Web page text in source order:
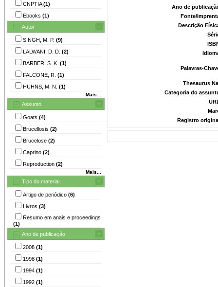
CNPTIA(1)
Ebooks (1)
Autor
SINGH, M. P. (9)
LALWANI, D. D. (2)
BARBER, S. K. (1)
FALCONE, R. (1)
HUHNS, M. N. (1)
Mais...
Assunto
Goats (4)
Brucellosis (2)
Brucelose (2)
Caprino (2)
Reproduction (2)
Mais...
Tipo do material
Artigo de periódico (6)
Livros (3)
Resumo em anais e proceedings
(1)
Ano de publicação
2008 (1)
1998 (1)
1994 (1)
1992 (1)
Ano de
Fonte/
Descrição
Palavras-
Thesaurus
Categoria do
Registro